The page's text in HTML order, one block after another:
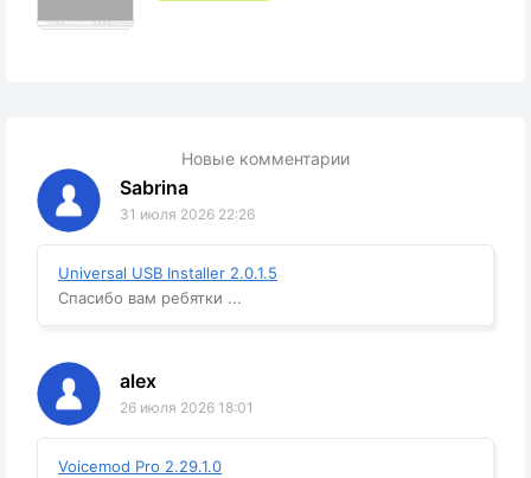
Новые комментарии
Sabrina
31 июля 2026 22:26
Universal USB Installer 2.0.1.5
Спасибо вам ребятки ...
alex
26 июля 2026 18:01
Voicemod Pro 2.29.1.0